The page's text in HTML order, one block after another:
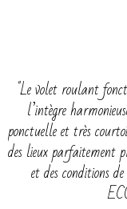
"Le volet roulant
l’intègre
ponctuelle et très
des lieux parfaitement
et des conditions